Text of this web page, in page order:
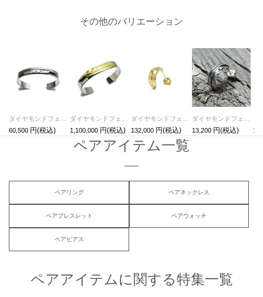
その他のバリエーション
60,500
1,100,000
132,000
13,200
ペアアイテム一覧
ペアリング ペアネックレス
ペアブレスレット ペアウォッチ
ペアピアス
ペアアイテムに関する特集一覧